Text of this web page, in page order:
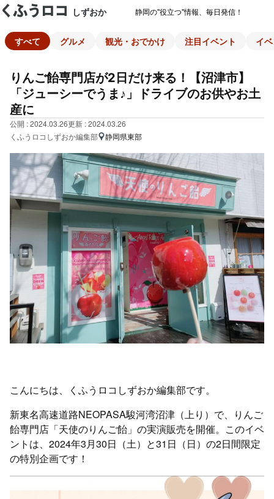
しずおか 静岡の"役立つ"情報、毎日発信！
すべて グルメ 観光・おでかけ 注目イベント イ
りんご飴専門店が2日だけ来る！【沼津市】
「ジューシーでうま♪」ドライブのお供やお土
産に
公開 : 2024.03.26更新 : 2024.03.26
くふうロコしずおか編集部
静岡県東部
こんにちは、くふうロコしずおか編集部です。
新東名高速道路NEOPASA駿河湾沼津（上り）で、りんご
飴専門店「天使のりんご飴」の実演販売を開催。このイベ
ントは、2024年3月30日（土）と31日（日）の2日間限定
の特別企画です！